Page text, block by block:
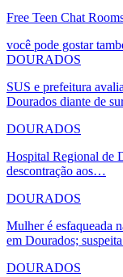
Free Teen Chat
você pode gostar
DOURADOS
SUS e prefeitura
Dourados diante de
DOURADOS
Hospital Regional de
descontração aos…
DOURADOS
Mulher é esfaqueada
em Dourados;
DOURADOS